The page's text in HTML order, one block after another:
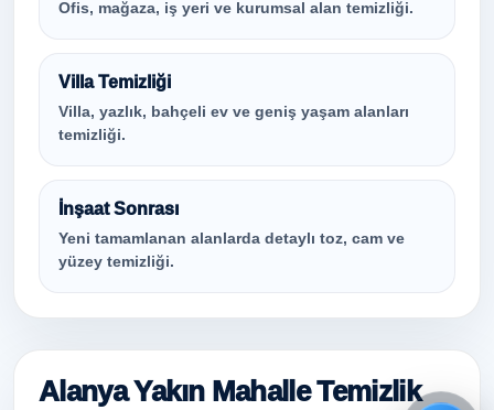
Ofis, mağaza, iş yeri ve kurumsal alan temizliği.
Villa Temizliği
Villa, yazlık, bahçeli ev ve geniş yaşam alanları
temizliği.
İnşaat Sonrası
Yeni tamamlanan alanlarda detaylı toz, cam ve
yüzey temizliği.
Alanya Yakın Mahalle Temizlik